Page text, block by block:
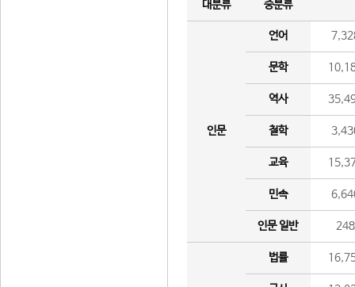
대분류
중분류
인문
언어
문학
역사
철학
교육
민속
인문 일반 248
법률